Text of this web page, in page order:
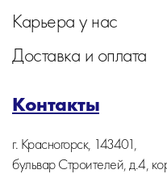
Карьера у нас
Доставка и оплата
Контакты
г. Красногорск, 143401,
бульвар Строителей, д.4,